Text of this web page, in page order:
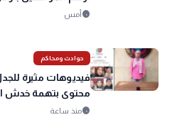
scheduleأمس
gavel حوادث ومحاكم
فيديوهات مثيرة
محتوى بتهمة خدش
scheduleمنذ ساعة